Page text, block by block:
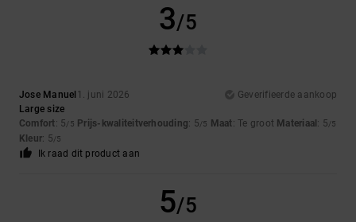
3/5
Jose Manuel 1. juni 2026
Geverifieerde aankoop
Large size
Comfort: 5/5 Prijs-kwaliteitverhouding: 5/5 Maat: Te groot Materiaal : 5/5
Kleur: 5/5
Ik raad dit product aan
5/5